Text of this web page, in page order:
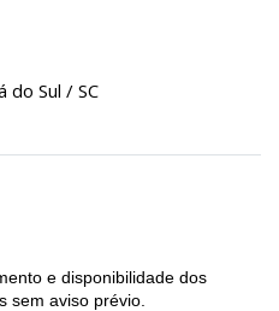
do Sul / SC
e disponibilidade dos
sem aviso prévio.